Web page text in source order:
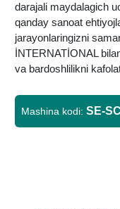
darajali maydalagich
qanday sanoat
jarayonlaringizni
İNTERNATİONAL
va bardoshlilikni
Mashina kodi: SE-